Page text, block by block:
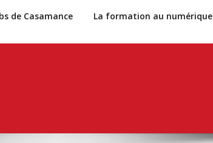
de Casamance La formation au numérique